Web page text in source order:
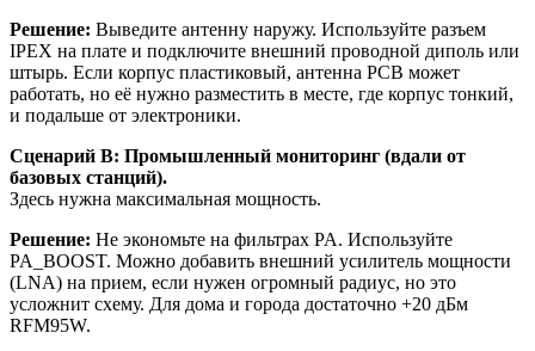
Решение: Выведите антенну наружу. Используйте разъем
IPEX на плате и подключите внешний проводной диполь или
штырь. Если корпус пластиковый, антенна PCB может
работать, но её нужно разместить в месте, где корпус тонкий,
и подальше от электроники.
Сценарий В: Промышленный мониторинг (вдали от
базовых станций).
Здесь нужна максимальная мощность.
Решение: Не экономьте на фильтрах PA. Используйте
PA_BOOST. Можно добавить внешний усилитель мощности
(LNA) на прием, если нужен огромный радиус, но это
усложнит схему. Для дома и города достаточно +20 дБм
RFM95W.